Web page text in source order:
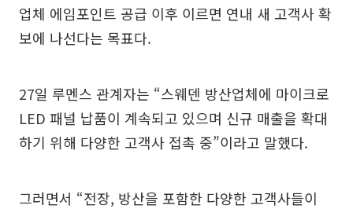
업체 에임포인트 공급 이후 이르면 연내 새 고객사 확
보에 나선다는 목표다.
27일 루멘스 관계자는 “스웨덴 방산업체에 마이크로
LED 패널 납품이 계속되고 있으며 신규 매출을 확대
하기 위해 다양한 고객사 접촉 중”이라고 말했다.
그러면서 “전장, 방산을 포함한 다양한 고객사들이